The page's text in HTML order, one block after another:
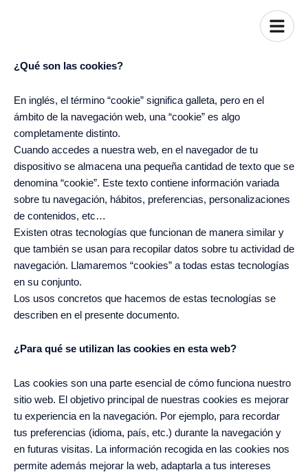
¿Qué son las cookies?
En inglés, el término “cookie” significa galleta, pero en el
ámbito de la navegación web, una “cookie” es algo
completamente distinto.
Cuando accedes a nuestra web, en el navegador de tu
dispositivo se almacena una pequeña cantidad de texto que se
denomina “cookie”. Este texto contiene información variada
sobre tu navegación, hábitos, preferencias, personalizaciones
de contenidos, etc…
Existen otras tecnologías que funcionan de manera similar y
que también se usan para recopilar datos sobre tu actividad de
navegación. Llamaremos “cookies” a todas estas tecnologías
en su conjunto.
Los usos concretos que hacemos de estas tecnologías se
describen en el presente documento.
¿Para qué se utilizan las cookies en esta web?
Las cookies son una parte esencial de cómo funciona nuestro
sitio web. El objetivo principal de nuestras cookies es mejorar
tu experiencia en la navegación. Por ejemplo, para recordar
tus preferencias (idioma, país, etc.) durante la navegación y
en futuras visitas. La información recogida en las cookies nos
permite además mejorar la web, adaptarla a tus intereses